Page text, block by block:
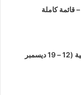
نشرة أخبار الأنمي الأسبوعية (12 – 19 ديسمبر